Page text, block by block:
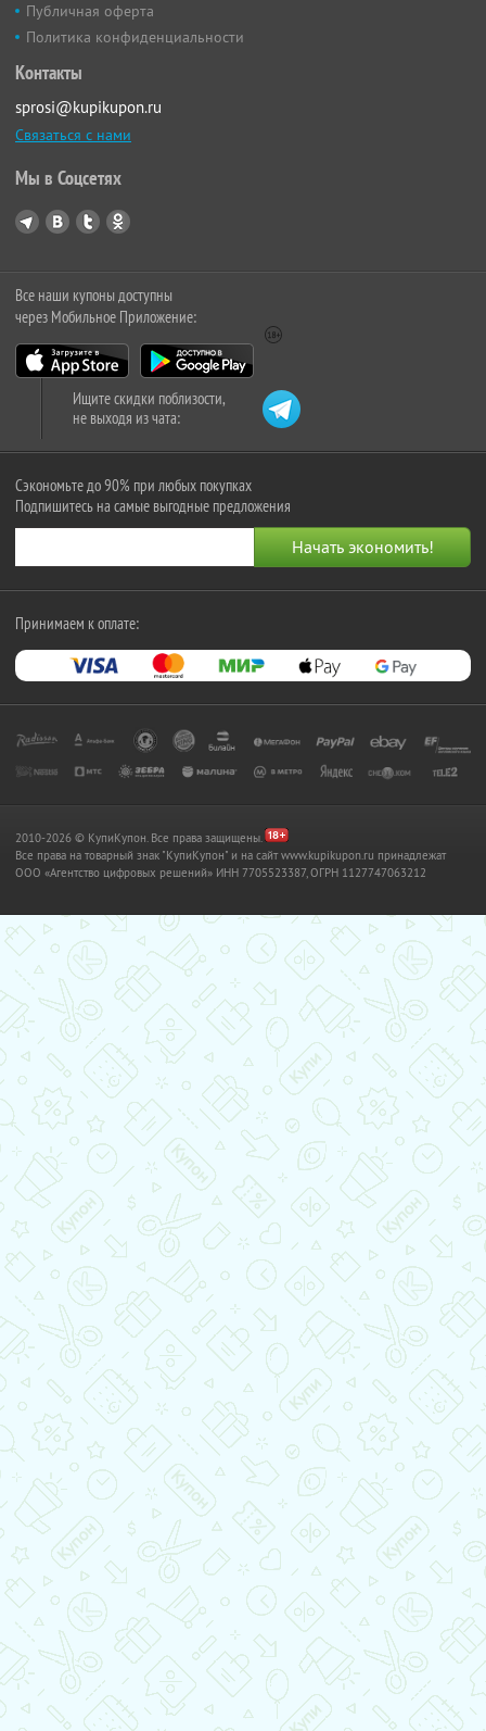
Публичная оферта
Политика конфиденциальности
Контакты
sprosi@kupikupon.ru
Связаться с нами
Мы в Соцсетях
Все наши купоны доступны
через Мобильное Приложение:
Ищите скидки поблизости,
не выходя из чата:
Сэкономьте до 90% при любых покупках
Подпишитесь на самые выгодные предложения
Принимаем к оплате:
2010-2026 © КупиКупон. Все права защищены.
Все права на товарный знак "КупиКупон" и на сайт www.kupikupon.ru принадлежат
OOO «Агентство цифровых решений» ИНН 7705523387, ОГРН 1127747063212